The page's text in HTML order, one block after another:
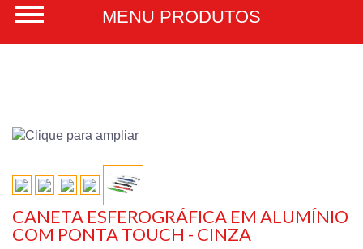
CANETA ESFEROGRÁFICA EM ALUMÍNIO
COM PONTA TOUCH - CINZA